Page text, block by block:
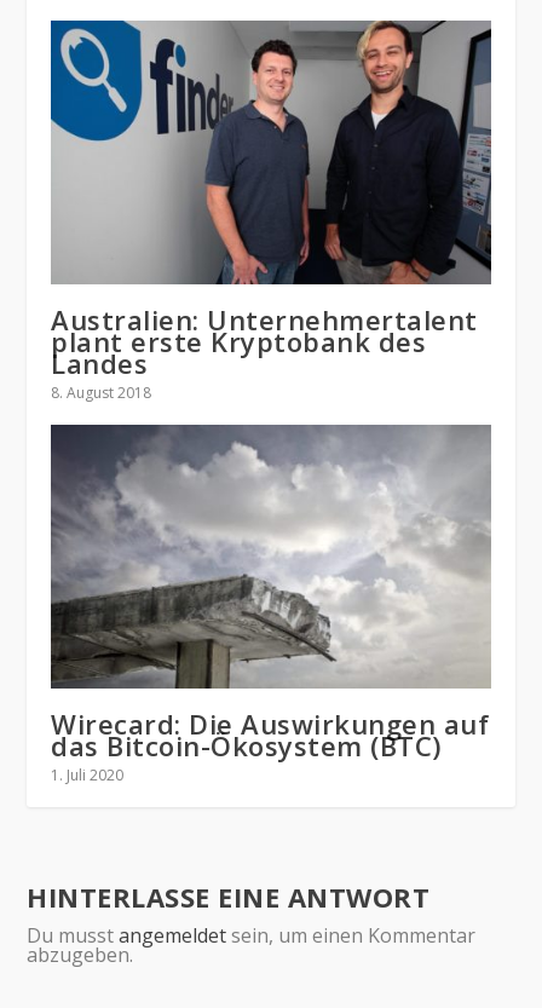
Australien: Unternehmertalent
plant erste Kryptobank des
Landes
8. August 2018
Wirecard: Die Auswirkungen auf
das Bitcoin-Ökosystem (BTC)
1. Juli 2020
HINTERLASSE EINE ANTWORT
Du musstangemeldetsein, um einen Kommentar
abzugeben.